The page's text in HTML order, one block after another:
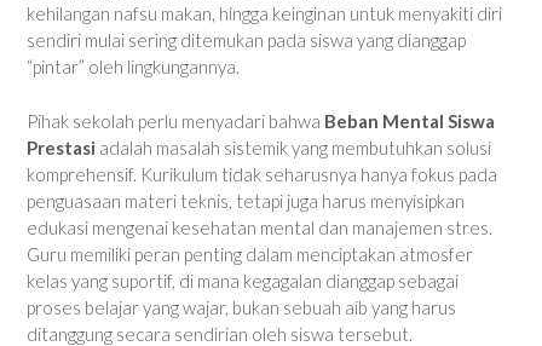
kehilangan nafsu makan, hingga keinginan untuk menyakiti diri
sendiri mulai sering ditemukan pada siswa yang dianggap
“pintar” oleh lingkungannya.
Pihak sekolah perlu menyadari bahwa Beban Mental Siswa
Prestasi adalah masalah sistemik yang membutuhkan solusi
komprehensif. Kurikulum tidak seharusnya hanya fokus pada
penguasaan materi teknis, tetapi juga harus menyisipkan
edukasi mengenai kesehatan mental dan manajemen stres.
Guru memiliki peran penting dalam menciptakan atmosfer
kelas yang suportif, di mana kegagalan dianggap sebagai
proses belajar yang wajar, bukan sebuah aib yang harus
ditanggung secara sendirian oleh siswa tersebut.